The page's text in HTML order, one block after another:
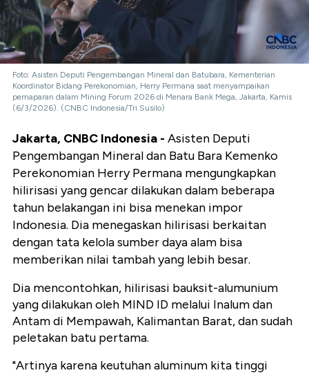
Foto: Asisten Deputi Pengembangan Mineral dan Batubara, Kementerian
Koordinator Bidang Perekonomian, Herry Permana saat menyampaikan
pemaparan dalam Mining Forum 2026 di Menara Bank Mega, Jakarta, Kamis
(6/3/2026). (CNBC Indonesia/Tri Susilo)
Jakarta, CNBC Indonesia - Asisten Deputi
Pengembangan Mineral dan Batu Bara Kemenko
Perekonomian Herry Permana mengungkapkan
hilirisasi yang gencar dilakukan dalam beberapa
tahun belakangan ini bisa menekan impor
Indonesia. Dia menegaskan hilirisasi berkaitan
dengan tata kelola sumber daya alam bisa
memberikan nilai tambah yang lebih besar.
Dia mencontohkan, hilirisasi bauksit-alumunium
yang dilakukan oleh MIND ID melalui Inalum dan
Antamdi Mempawah, Kalimantan Barat, dan sudah
peletakan batu pertama.
"Artinya karena keutuhan aluminum kita tinggi